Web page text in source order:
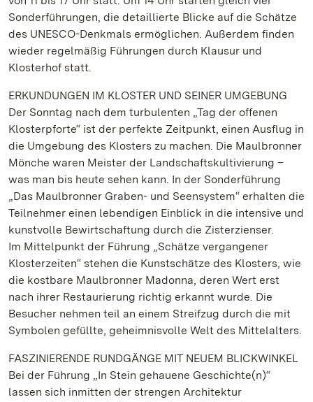
Sonderführungen, die detaillierte Blicke auf die Schätze
des UNESCO-Denkmals ermöglichen. Außerdem finden
wieder regelmäßig Führungen durch Klausur und
Klosterhof statt.
ERKUNDUNGEN IM KLOSTER UND SEINER UMGEBUNG
Der Sonntag nach dem turbulenten „Tag der offenen
Klosterpforte“ ist der perfekte Zeitpunkt, einen Ausflug in
die Umgebung des Klosters zu machen. Die Maulbronner
Mönche waren Meister der Landschaftskultivierung –
was man bis heute sehen kann. In der Sonderführung
„Das Maulbronner Graben- und Seensystem“ erhalten die
Teilnehmer einen lebendigen Einblick in die intensive und
kunstvolle Bewirtschaftung durch die Zisterzienser.
Im Mittelpunkt der Führung „Schätze vergangener
Klosterzeiten“ stehen die Kunstschätze des Klosters, wie
die kostbare Maulbronner Madonna, deren Wert erst
nach ihrer Restaurierung richtig erkannt wurde. Die
Besucher nehmen teil an einem Streifzug durch die mit
Symbolen gefüllte, geheimnisvolle Welt des Mittelalters.
FASZINIERENDE RUNDGÄNGE MIT NEUEM BLICKWINKEL
Bei der Führung „In Stein gehauene Geschichte(n)“
lassen sich inmitten der strengen Architektur